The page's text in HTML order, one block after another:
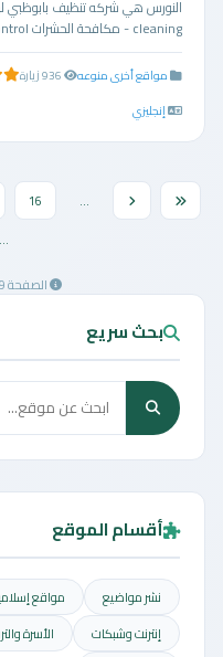
cleaning - مكافحة الحشرات pest control - جلي وتلميع الرخا ...
مواقع أخرى منوعه 936 زيارة 5.0 من 5 نجوم
إنجليزي
الصفحة 19 من 24 | إجمالي المواقع: 470
بحث سريع
أقسام الموقع
نشر مواضيع مواقع إسلامية
إنترنت وشبكات
الأسرة والترفيه